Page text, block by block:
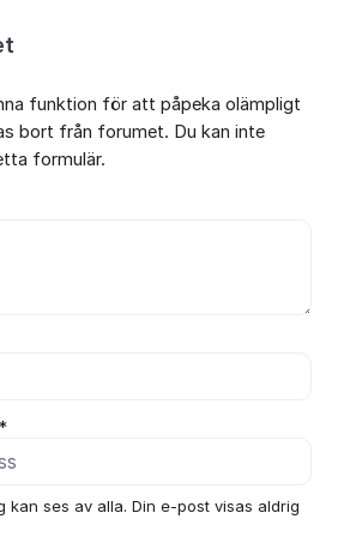
funktion för att påpeka olämpligt
bort från forumet. Du kan inte
formulär.
kan ses av alla. Din e-post visas aldrig